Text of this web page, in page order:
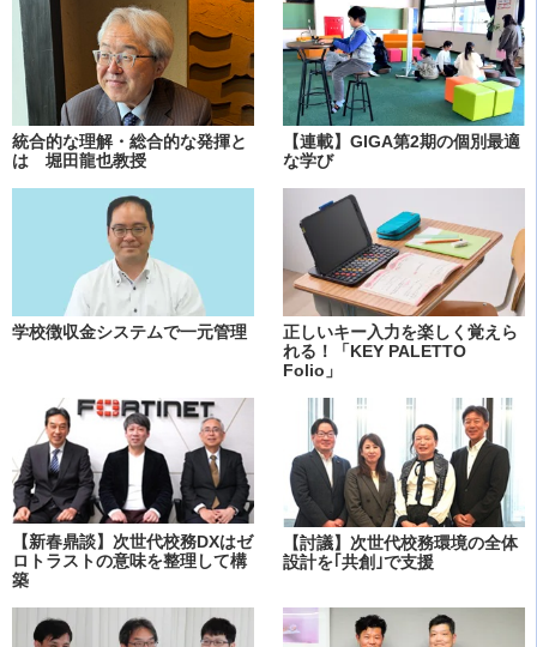
統合的な理解・総合的な発揮と
は 堀田龍也教授
【連載】GIGA第2期の個別最適
な学び
学校徴収金システムで一元管理
正しいキー入力を楽しく覚えら
れる！「KEY PALETTO
Folio」
【新春鼎談】次世代校務DXはゼ
ロトラストの意味を整理して構
築
【討議】次世代校務環境の全体
設計を｢共創｣で支援